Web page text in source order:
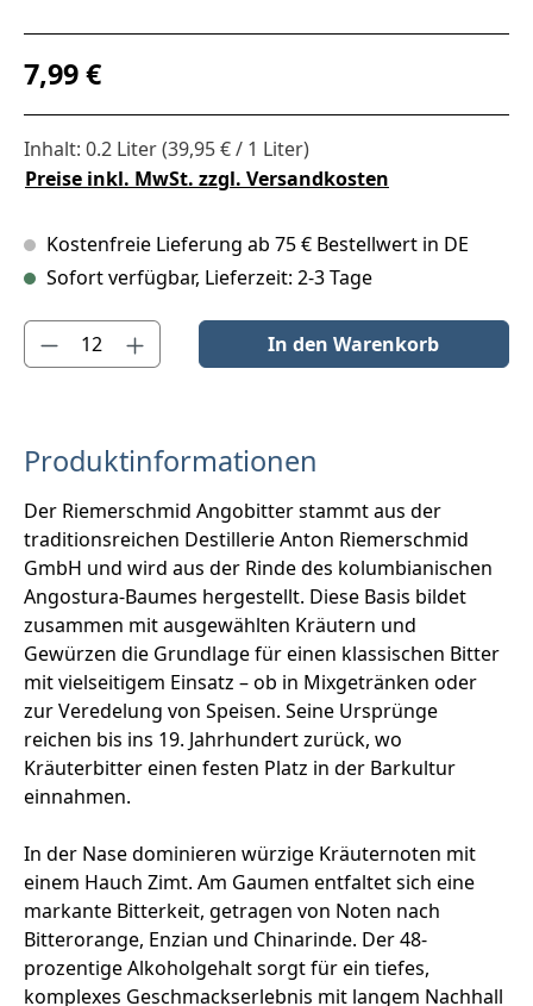
Regulärer Preis:
7,99 €
Inhalt: 0.2 Liter(39,95 € / 1 Liter)
Preise inkl. MwSt. zzgl. Versandkosten
Kostenfreie Lieferung ab 75 € Bestellwert in DE
Sofort verfügbar, Lieferzeit: 2-3 Tage
Produkt Anzahl: Gib den gewünschten Wert ein oder benutze
In den Warenkorb
Produktinformationen
Der Riemerschmid Angobitter stammt aus der
traditionsreichen Destillerie Anton Riemerschmid
GmbH und wird aus der Rinde des kolumbianischen
Angostura-Baumes hergestellt. Diese Basis bildet
zusammen mit ausgewählten Kräutern und
Gewürzen die Grundlage für einen klassischen Bitter
mit vielseitigem Einsatz – ob in Mixgetränken oder
zur Veredelung von Speisen. Seine Ursprünge
reichen bis ins 19. Jahrhundert zurück, wo
Kräuterbitter einen festen Platz in der Barkultur
einnahmen.
In der Nase dominieren würzige Kräuternoten mit
einem Hauch Zimt. Am Gaumen entfaltet sich eine
markante Bitterkeit, getragen von Noten nach
Bitterorange, Enzian und Chinarinde. Der 48-
prozentige Alkoholgehalt sorgt für ein tiefes,
komplexes Geschmackserlebnis mit langem Nachhall